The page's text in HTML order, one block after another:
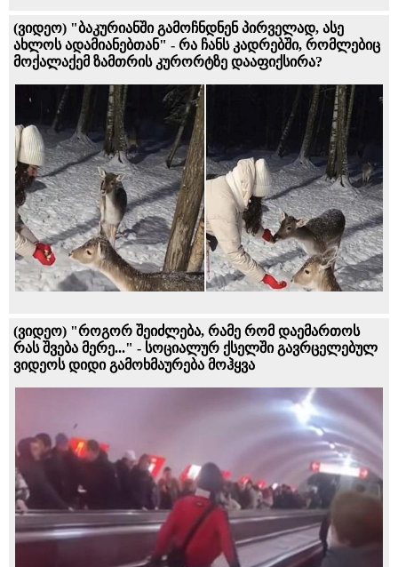
(ვიდეო) "ბაკურიანში გამოჩნდნენ პირველად, ასე
ახლოს ადამიანებთან" - რა ჩანს კადრებში, რომლებიც
მოქალაქემ ზამთრის კურორტზე დააფიქსირა?
(ვიდეო) "როგორ შეიძლება, რამე რომ დაემართოს
რას შვება მერე..." - სოციალურ ქსელში გავრცელებულ
ვიდეოს დიდი გამოხმაურება მოჰყვა